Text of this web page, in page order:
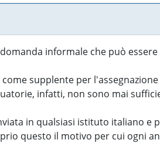
informale che può
supplente per
infatti, non sono mai
in qualsiasi istituto italiano e
questo il motivo per cui ogni